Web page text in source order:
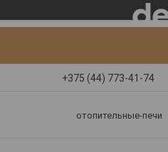
+375 (44) 773-41-74
отопительные-печи